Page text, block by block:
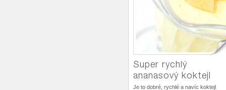
Super rychlý
ananasový koktejl
Je to dobré, rychlé a navíc koktejl